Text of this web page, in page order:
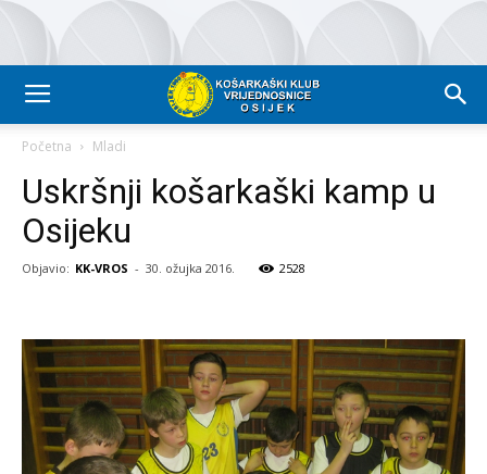
Početna Mladi
Uskršnji košarkaški kamp u
Osijeku
Objavio: KK-VROS - 30. ožujka 2016. 2528